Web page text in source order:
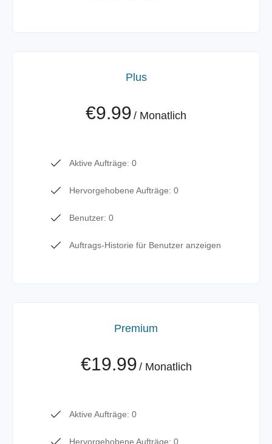
Plus
€9.99 / Monatlich
Aktive Aufträge: 0
Hervorgehobene Aufträge: 0
Benutzer: 0
Auftrags-Historie für Benutzer anzeigen
Premium
€19.99 / Monatlich
Aktive Aufträge: 0
Hervorgehobene Aufträge: 0